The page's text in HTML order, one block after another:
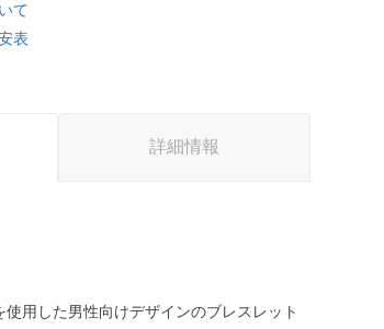
て
表
詳細情報
用した男性向けデザインのブレスレット